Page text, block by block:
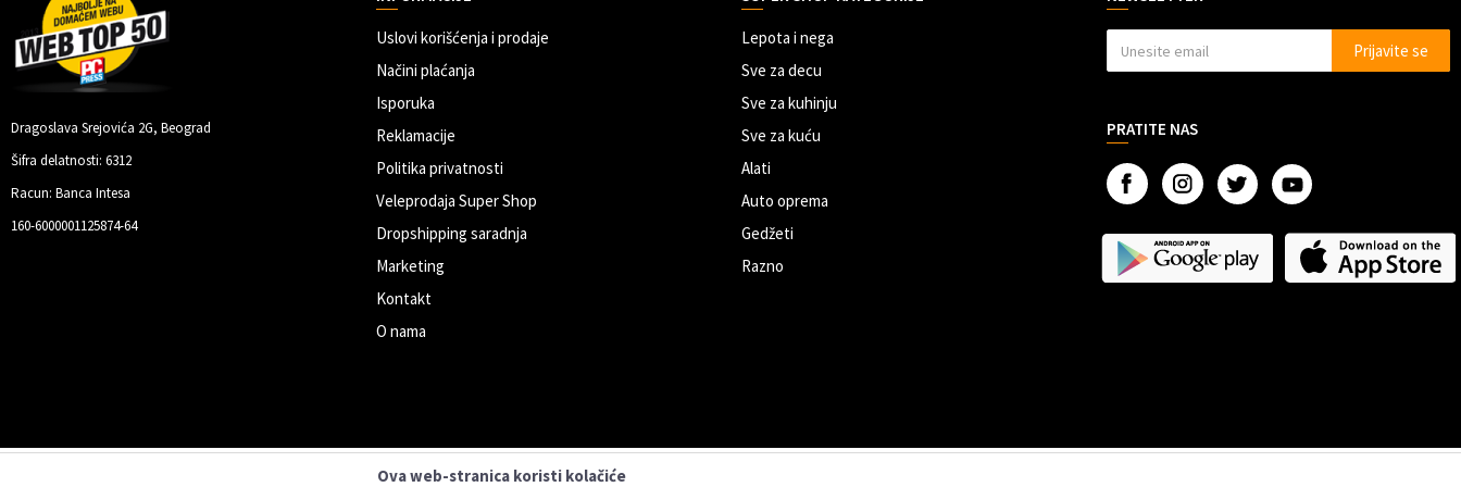
Dragoslava Srejovića 2G, Beograd
Šifra delatnosti: 6312
Racun: Banca Intesa
160-6000001125874-64
Uslovi korišćenja i prodaje
Načini plaćanja
Isporuka
Reklamacije
Politika privatnosti
Veleprodaja Super Shop
Dropshipping saradnja
Marketing
Kontakt
O nama
Lepota i nega
Sve za decu
Sve za kuhinju
Sve za kuću
Alati
Auto oprema
Gedžeti
Razno
Prijavite se
PRATITE NAS
Ova web-stranica koristi kolačiće